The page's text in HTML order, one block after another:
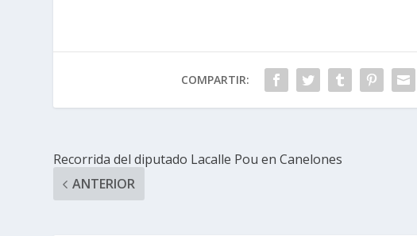
COMPARTIR:
Recorrida del diputado Lacalle Pou en Canelones
ANTERIOR